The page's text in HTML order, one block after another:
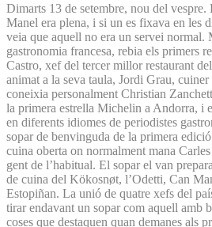
Dimarts 13 de setembre, nou del vespre.
Manel era plena, i si un es fixava en les
veia que aquell no era un servei normal.
gastronomia francesa, rebia els primers
Castro, xef del tercer millor restaurant
animat a la seva taula, Jordi Grau, cuiner
coneixia personalment Christian
la primera estrella Michelin a Andorra, i
en diferents idiomes de periodistes
sopar de benvinguda de la primera
cuina oberta on normalment mana
gent de l’habitual. El sopar el van
de cuina del Kökosnøt, l’Odetti, Can
Estopiñan. La unió de quatre xefs del
tirar endavant un sopar com aquell amb
coses que destaquen quan demanes als